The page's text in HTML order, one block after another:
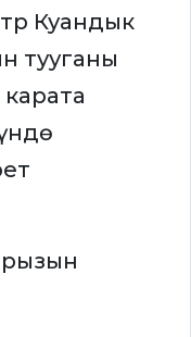
Куандык
тууганы